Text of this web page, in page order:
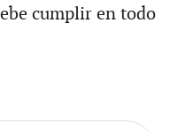
cumplir en todo